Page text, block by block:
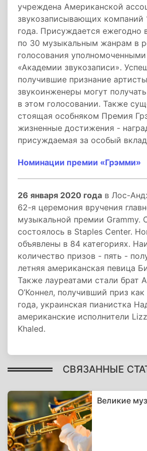
учреждена Американской
звукозаписывающих компаний
года. Присуждается ежегодно
по 30 музыкальным жанрам в
голосования
«Академии звукозаписи».
получившие признание
звукоинженеры могут
в этом голосовании. Также
стоящая особняком Премия
жизненные достижения -
присуждаемая за особый
Номинации премии «Грэмми»
26 января 2020 года в Лос-
62-я церемония вручения
музыкальной премии Grammy.
состоялось в Staples Center.
объявлены в 84 категориях.
количество призов - пять -
летняя американская певица
Также лауреатами стали брат
О’Коннел, получивший приз
года, украинская пианистка
американские исполнители
Khaled.
СВЯЗАННЫЕ
Великие